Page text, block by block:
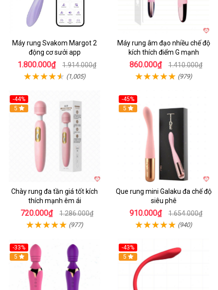
Máy rung Svakom Margot 2
động cơ sưởi app
1.800.000₫ 1.914.000₫
(1,005)
Máy rung âm đạo nhiều chế độ
kích thích điểm G mạnh
860.000₫ 1.410.000₫
(979)
-44%
Hot
5
Chày rung đa tần giá tốt kích
thích mạnh êm ái
720.000₫ 1.286.000₫
(977)
-45%
Hot
5
Que rung mini Galaku đa chế độ
siêu phê
910.000₫ 1.654.000₫
(940)
-33%
Hot
5
-43%
Hot
5